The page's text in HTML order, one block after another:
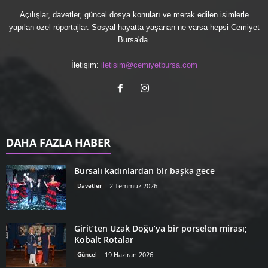
Açılışlar, davetler, güncel dosya konuları ve merak edilen isimlerle
yapılan özel röportajlar. Sosyal hayatta yaşanan ne varsa hepsi Cemiyet
Bursa'da.
İletişim: iletisim@cemiyetbursa.com
DAHA FAZLA HABER
Bursalı kadınlardan bir başka gece
Davetler 2 Temmuz 2026
Girit’ten Uzak Doğu’ya bir porselen mirası;
Kobalt Rotalar
Güncel 19 Haziran 2026